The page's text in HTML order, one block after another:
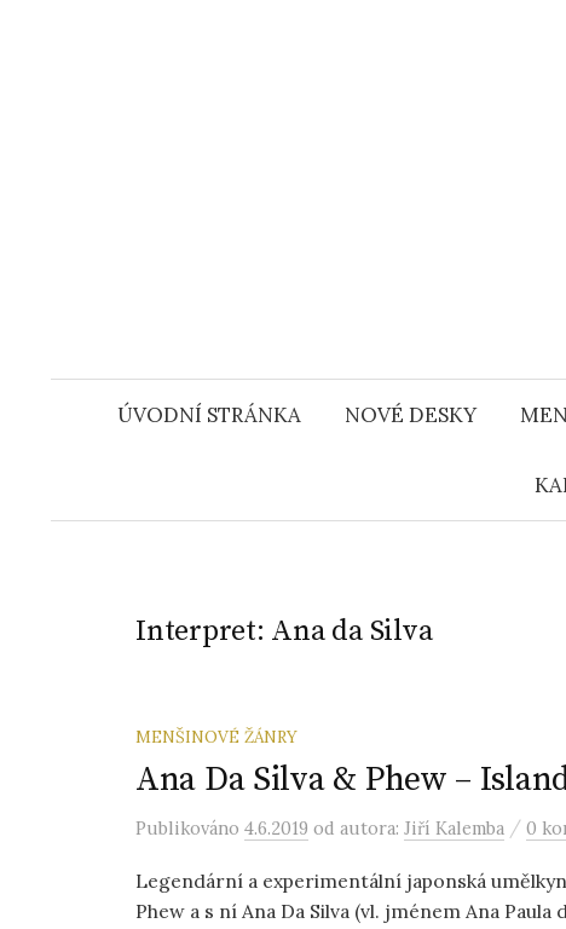
ÚVODNÍ STRÁNKA NOVÉ DESKY
Interpret: Ana da Silva
MENŠINOVÉ ŽÁNRY
Ana Da Silva & Phew –
Publikováno 4.6.2019 od autora: Jiří Kalemba / 0
Legendární a experimentální japonská
Phew a s ní Ana Da Silva (vl. jménem Ana Paula